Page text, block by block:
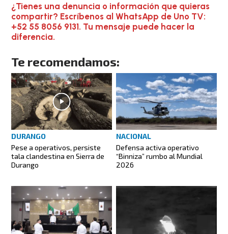
¿Tienes una denuncia o información que quieras
compartir? Escríbenos al WhatsApp de Uno TV:
+52 55 8056 9131. Tu mensaje puede hacer la
diferencia.
Te recomendamos:
DURANGO
Pese a operativos, persiste
tala clandestina en Sierra de
Durango
NACIONAL
Defensa activa operativo
“Binniza” rumbo al Mundial
2026